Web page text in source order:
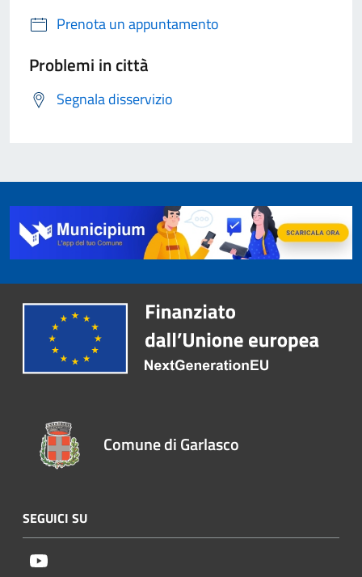
Prenota un appuntamento
Problemi in città
Segnala disservizio
Comune di Garlasco
SEGUICI SU